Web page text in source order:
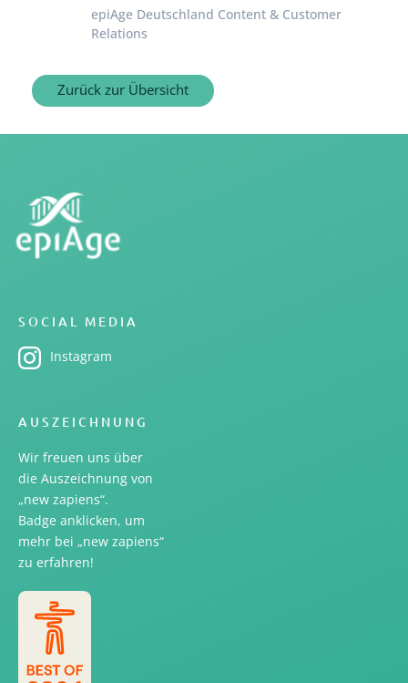
epiAge Deutschland Content & Customer
Relations
Zurück zur Übersicht
SOCIAL MEDIA
Instagram
AUSZEICHNUNG
Wir freuen uns über
die Auszeichnung von
„new zapiens“.
Badge anklicken, um
mehr bei „new zapiens“
zu erfahren!